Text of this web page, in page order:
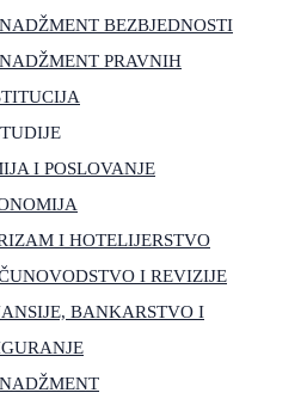
BEZBJEDNOSTI
PRAVNIH
I POSLOVANJE
I HOTELIJERSTVO
I REVIZIJE
BANKARSTVO I